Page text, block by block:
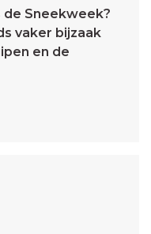
de Sneekweek?
vaker bijzaak
en de